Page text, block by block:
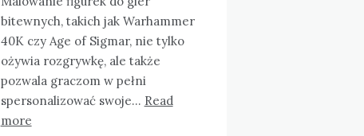
bitewnych, takich jak Warhammer
40K czy Age of Sigmar, nie tylko
ożywia rozgrywkę, ale także
pozwala graczom w pełni
spersonalizować swoje… Read
more